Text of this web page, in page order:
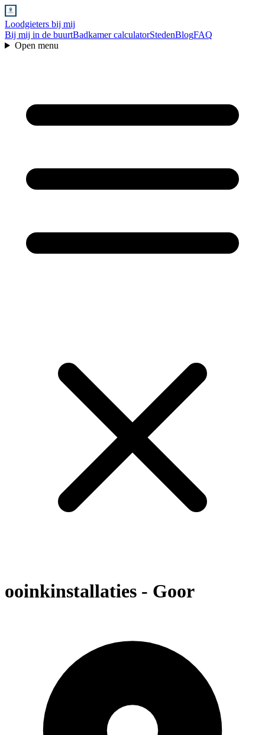
Loodgieters bij mij
Bij mij in de buurtBadkamer calculatorStedenBlogFAQ
Open menu
ooinkinstallaties - Goor